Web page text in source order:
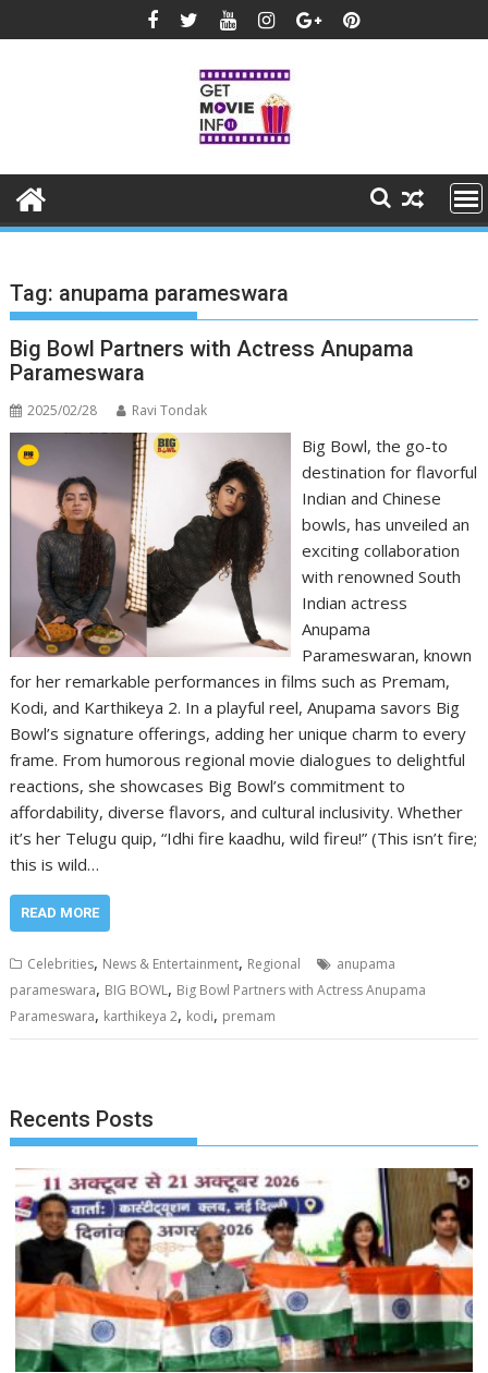
to
Tag: anupama parameswara
Big Bowl Partners with Actress Anupama
Parameswara
2025/02/28 Ravi Tondak
Big Bowl, the go-to
destination for flavorful
Indian and Chinese
bowls, has unveiled an
exciting collaboration
with renowned South
Indian actress
Anupama
Parameswaran, known
for her remarkable performances in films such as Premam,
Kodi, and Karthikeya 2. In a playful reel, Anupama savors Big
Bowl’s signature offerings, adding her unique charm to every
frame. From humorous regional movie dialogues to delightful
reactions, she showcases Big Bowl’s commitment to
affordability, diverse flavors, and cultural inclusivity. Whether
it’s her Telugu quip, “Idhi fire kaadhu, wild fireu!” (This isn’t fire;
this is wild…
READ MORE
Celebrities, News & Entertainment, Regional
anupama
parameswara, BIG BOWL, Big Bowl Partners with Actress Anupama
Parameswara, karthikeya 2, kodi, premam
Recents Posts